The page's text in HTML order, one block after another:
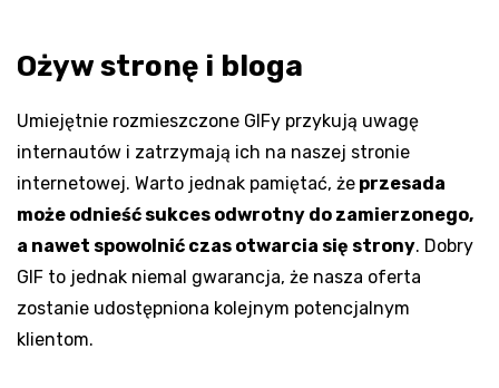
Ożyw stronę i bloga
Umiejętnie rozmieszczone GIFy przykują uwagę
internautów i zatrzymają ich na naszej stronie
internetowej. Warto jednak pamiętać, że przesada
może odnieść sukces odwrotny do zamierzonego,
a nawet spowolnić czas otwarcia się strony. Dobry
GIF to jednak niemal gwarancja, że nasza oferta
zostanie udostępniona kolejnym potencjalnym
klientom.